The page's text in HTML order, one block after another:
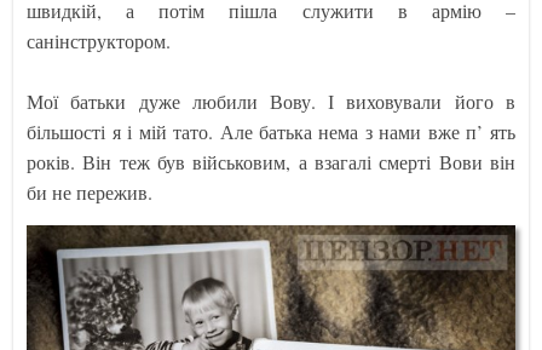
швидкій, а потім пішла служити в армію –
санінструктором.
Мої батьки дуже любили Вову. І виховували його в
більшості я і мій тато. Але батька нема з нами вже п’ ять
років. Він теж був військовим, а взагалі смерті Вови він
би не пережив.